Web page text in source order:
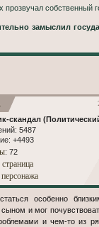
прозвучал собственный
замыслил
скандал
5487
+4493
: 72
и мог
и чем-то из